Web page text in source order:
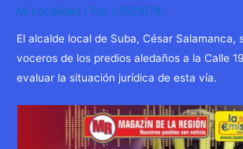
Mi Localidad / Por c2521078
El alcalde local de Suba, César Salamanca,
voceros de los predios aledaños a la Calle
evaluar la situación jurídica de esta vía.